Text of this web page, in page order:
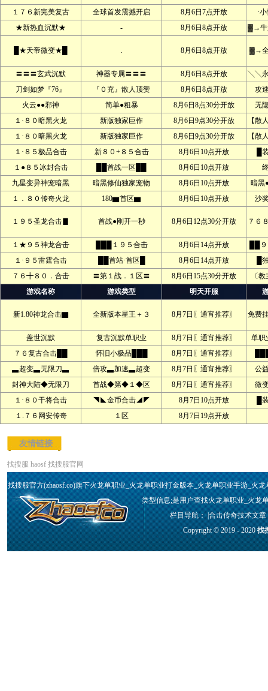
１７６新完美复古 全球首发震撼开启 8月6日7点开放
·
★新热血沉默★
- 8月6日8点开放 ▓→牛
█★天帝微变★█ . 8月6日8点开放 ▓→
〓〓〓玄武沉默 神器专属〓〓〓 8月6日8点开放
╲╲
刀剑如梦『76』
『０充』散人顶赞 8月6日8点开放
攻
火云●●邪神
简单●粗暴 8月6日8点30分开放
无
１·８０暗黑火龙
新版独家巨作 8月6日9点30分开放
【散
１·８０暗黑火龙
新版独家巨作 8月6日9点30分开放
【散
１·８５极品合击
新８０+８５合击 8月6日10点开放
█
１●８５冰封合击
██首战一区██ 8月6日10点开放
九星变异神宠暗黑
暗黑修仙独家宠物 8月6日10点开放
暗黑
１．８０传奇火龙
180▆首区▆ 8月6日10点开放 沙
１９５圣龙合击▊ 首战●刚开一秒 8月6日12点30分开放 ７６
１★９５神龙合击 ███１９５合击 8月6日14点开放
██
１·９５雷霆合击
██首站·首区█ 8月6日14点开放
█
７６╋８０．合击
〓第１战．１区〓 8月6日15点30分开放
〔
游戏名称
游戏类型 明天开服
新1.80神龙合击▇ 全新版本星王＋３ 8月7日〖通宵推荐〗 免费
盖世沉默 复古沉默单职业 8月7日〖通宵推荐〗
单职
７６复古合击██
怀旧小极品███ 8月7日〖通宵推荐〗
▃超变▃无限刀▃
倍攻▃加速▃超变 8月7日〖通宵推荐〗
公
封神大陆◆无限刀
首战◆第◆１◆区 8月7日〖通宵推荐〗
微
１·８０干将合击
◥◣金币合击◢◤ 8月7日10点开放
█
１.７６网安传奇
１区 8月7日19点开放
友情链接
找搜服 haosf 找搜服官网
找搜服官方(zhaosf.co)旗下火龙单职业_火龙单职业打金版本_火龙单职业手游_火
类型信息;是用户查找火龙单职业_火龙
栏目导航： |合击传奇技术文章
Copyright © 2019 - 2020找